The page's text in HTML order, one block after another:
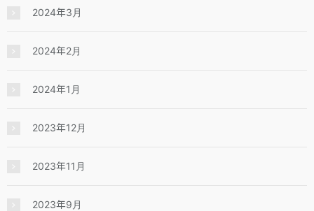
2024年3月
2024年2月
2024年1月
2023年12月
2023年11月
2023年9月